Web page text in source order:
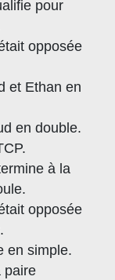
pour
opposée
et Ethan en
en double.
à la
opposée
en simple.
paire